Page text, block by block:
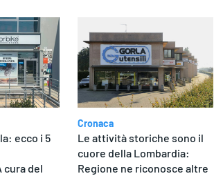
ecco i 5
cura del
Cronaca
Le attività storiche sono il
cuore della Lombardia:
Regione ne riconosce altre